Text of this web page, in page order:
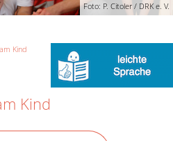
Foto: P. Citoler / DRK e. V.
Kind
Kind